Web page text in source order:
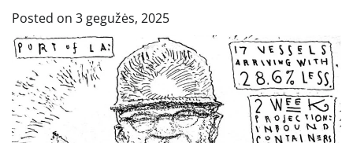
Posted on 3 gegužės, 2025